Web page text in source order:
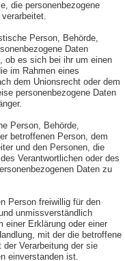
die personenbezogene
Person, Behörde,
Daten
ob es sich bei ihr um einen
im Rahmen eines
dem Unionsrecht oder dem
personenbezogene Daten
Person, Behörde,
betroffenen Person, dem
und den Personen, die
Verantwortlichen oder des
Daten zu
Person freiwillig für den
unmissverständlich
einer Erklärung oder einer
mit der die betroffene
Verarbeitung der sie
einverstanden ist.